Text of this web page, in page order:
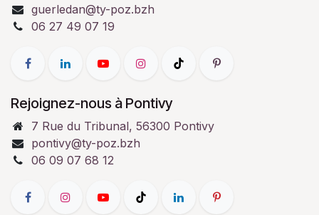
guerledan@ty-poz.bzh
06 27 49 07 19
Rejoignez-nous à Pontivy
7 Rue du Tribunal, 56300 Pontivy
pontivy@ty-poz.bzh
06 09 07 68 12